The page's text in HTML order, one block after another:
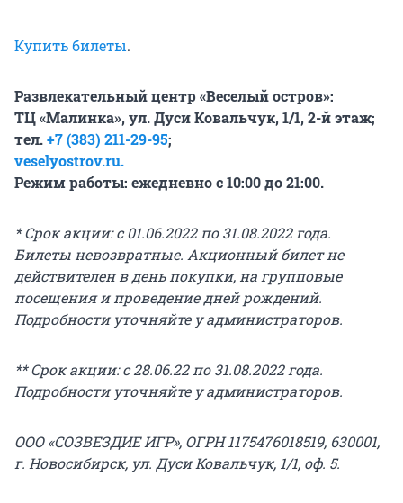
Купить билеты.
Развлекательный центр «Веселый остров»:
ТЦ «Малинка», ул. Дуси Ковальчук, 1/1, 2-й этаж;
тел.+7 (383) 211-29-95;
veselyostrov.ru.
Режим работы: ежедневно с 10:00 до 21:00.
* Срок акции: с 01.06.2022 по 31.08.2022 года.
Билеты невозвратные. Акционный билет не
действителен в день покупки, на групповые
посещения и проведение дней рождений.
Подробности уточняйте у администраторов.
** Срок акции: с 28.06.22 по 31.08.2022 года.
Подробности уточняйте у администраторов.
ООО «СОЗВЕЗДИЕ ИГР», ОГРН 1175476018519, 630001,
г. Новосибирск, ул. Дуси Ковальчук, 1/1, оф. 5.